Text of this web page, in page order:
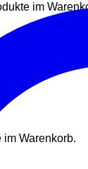
im
Warenkorb.